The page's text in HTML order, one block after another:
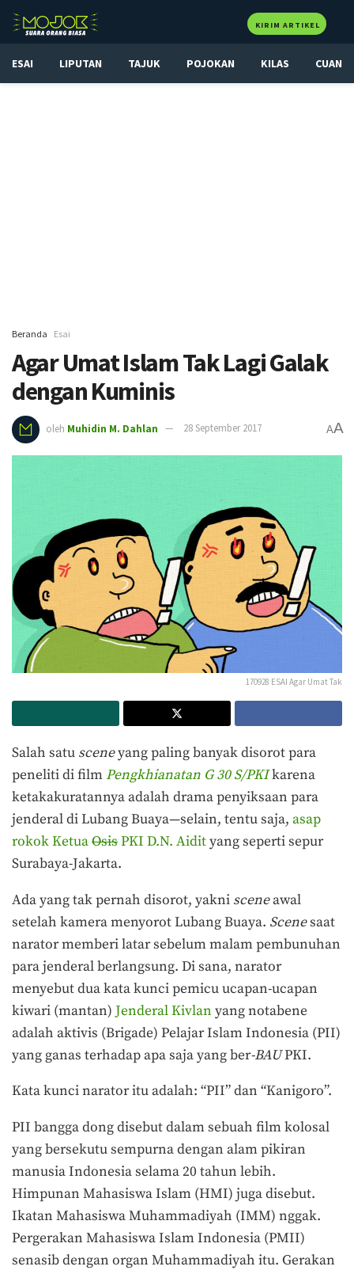
KIRIM ARTIKEL
ESAI LIPUTAN TAJUK POJOKAN KILAS CUAN
Beranda Esai
Agar Umat Islam Tak Lagi Galak
dengan Kuminis
oleh Muhidin M. Dahlan 28 September 2017 AA
170928 ESAI Agar Umat Tak
Salah satu sceneyang paling banyak disorot para
peneliti di film Pengkhianatan G 30 S/PKIkarena
ketakakuratannya adalah drama penyiksaan para
jenderal di Lubang Buaya—selain, tentu saja, asap
rokok KetuaOsisPKI D.N. Aidityang seperti sepur
Surabaya-Jakarta.
Ada yang tak pernah disorot, yakni sceneawal
setelah kamera menyorot Lubang Buaya. Scenesaat
narator memberi latar sebelum malam pembunuhan
para jenderal berlangsung. Di sana, narator
menyebut dua kata kunci pemicu ucapan-ucapan
kiwari (mantan) Jenderal Kivlan yang notabene
adalah aktivis (Brigade) Pelajar Islam Indonesia (PII)
yang ganas terhadap apa saja yang ber-BAUPKI.
Kata kunci narator itu adalah: “PII” dan “Kanigoro”.
PII bangga dong disebut dalam sebuah film kolosal
yang bersekutu sempurna dengan alam pikiran
manusia Indonesia selama 20 tahun lebih.
Himpunan Mahasiswa Islam (HMI) juga disebut.
Ikatan Mahasiswa Muhammadiyah (IMM) nggak.
Pergerakan Mahasiswa Islam Indonesia (PMII)
senasib dengan organ Muhammadiyah itu. Gerakan